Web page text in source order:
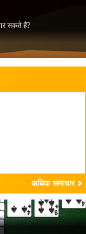
अधिक समाचार